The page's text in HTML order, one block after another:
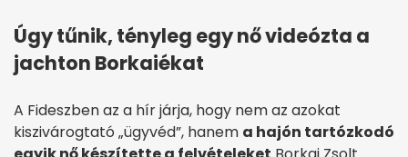
Úgy tűnik, tényleg egy nő videózta a
jachton Borkaiékat
A Fideszben az a hír járja, hogy nem az azokat
kiszivárogtató „ügyvéd”, hanem a hajón tartózkodó